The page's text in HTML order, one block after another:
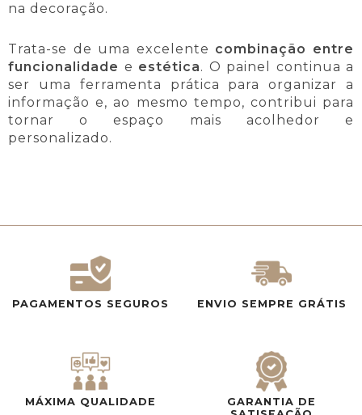
na decoração.
Trata-se de uma excelente combinação entre
funcionalidade e estética. O painel continua a
ser uma ferramenta prática para organizar a
informação e, ao mesmo tempo, contribui para
tornar o espaço mais acolhedor e
personalizado.
PAGAMENTOS SEGUROS ENVIO SEMPRE GRÁTIS
MÁXIMA QUALIDADE
GARANTIA DE